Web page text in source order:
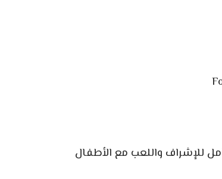
للإشراف واللعب مع الأطفال